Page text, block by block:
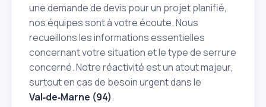
une demande de devis pour un projet planifié,
nos équipes sont à votre écoute. Nous
recueillons les informations essentielles
concernant votre situation et le type de serrure
concerné. Notre réactivité est un atout majeur,
surtout en cas de besoin urgent dans le
Val‑de‑Marne (94).